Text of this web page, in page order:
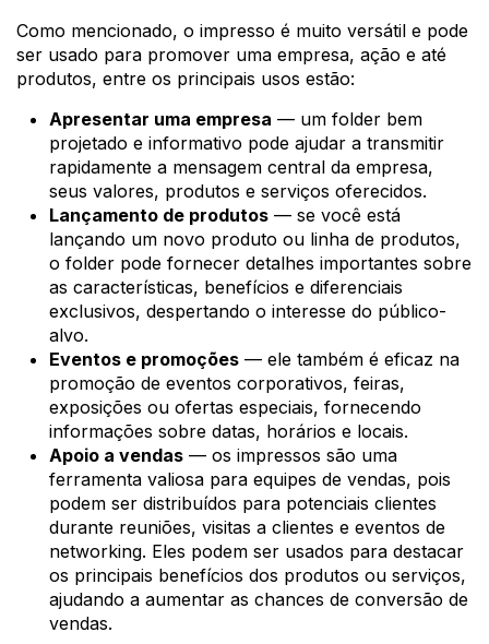
Como mencionado, o impresso é muito versátil e pode
ser usado para promover uma empresa, ação e até
produtos, entre os principais usos estão:
Apresentar uma empresa — um folder bem
projetado e informativo pode ajudar a transmitir
rapidamente a mensagem central da empresa,
seus valores, produtos e serviços oferecidos.
Lançamento de produtos — se você está
lançando um novo produto ou linha de produtos,
o folder pode fornecer detalhes importantes sobre
as características, benefícios e diferenciais
exclusivos, despertando o interesse do público-
alvo.
Eventos e promoções — ele também é eficaz na
promoção de eventos corporativos, feiras,
exposições ou ofertas especiais, fornecendo
informações sobre datas, horários e locais.
Apoio a vendas — os impressos são uma
ferramenta valiosa para equipes de vendas, pois
podem ser distribuídos para potenciais clientes
durante reuniões, visitas a clientes e eventos de
networking. Eles podem ser usados para destacar
os principais benefícios dos produtos ou serviços,
ajudando a aumentar as chances de conversão de
vendas.